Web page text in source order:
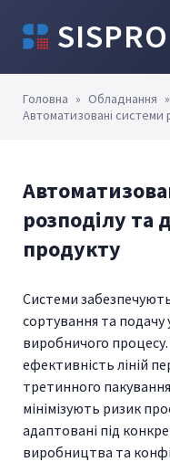
SISPRO
Головна » Обладнання »
Автоматизовані системи
розподілу та
продукту
Системи
сортування та подачу
виробничого
ефективність ліній
третинного
мінімізують ризик
адаптовані під
виробництва та